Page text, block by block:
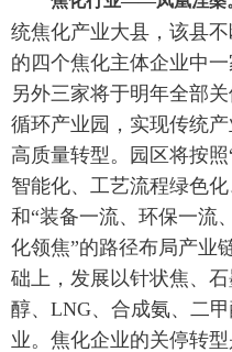
统焦化产业大县，该县
的四个焦化主体企业中
另外三家将于明年全部
循环产业园，实现传统
高质量转型。园区将按
智能化、工艺流程绿色
和“装备一流、环保一流
化领焦”的路径布局产业
础上，发展以针状焦、
醇、LNG、合成氨、二
业。焦化企业的关停转